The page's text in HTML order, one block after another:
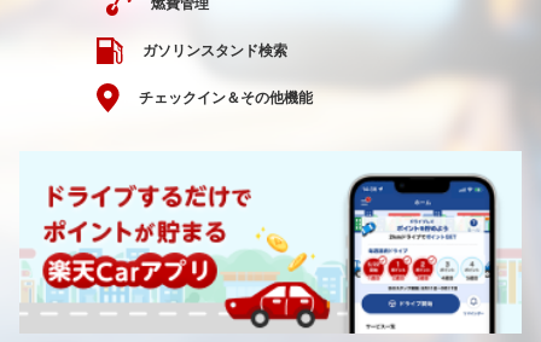
燃費管理
ガソリンスタンド検索
チェックイン＆その他機能